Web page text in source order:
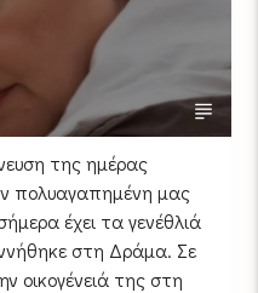
της ημέρας
πολυαγαπημένη μας
έχει τα γενέθλιά
στη Δράμα. Σε
οικογένειά της στη